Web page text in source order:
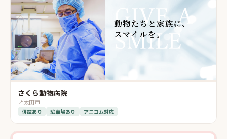
さくら動物病院
📍太田市
併設あり 駐車場あり アニコム対応